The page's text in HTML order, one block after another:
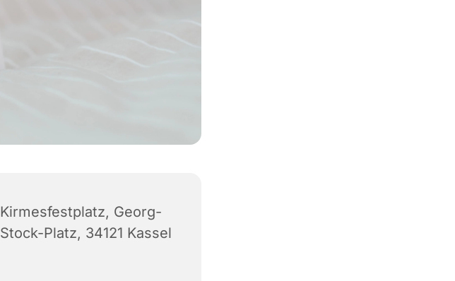
Kirmesfestplatz, Georg-
Stock-Platz, 34121 Kassel